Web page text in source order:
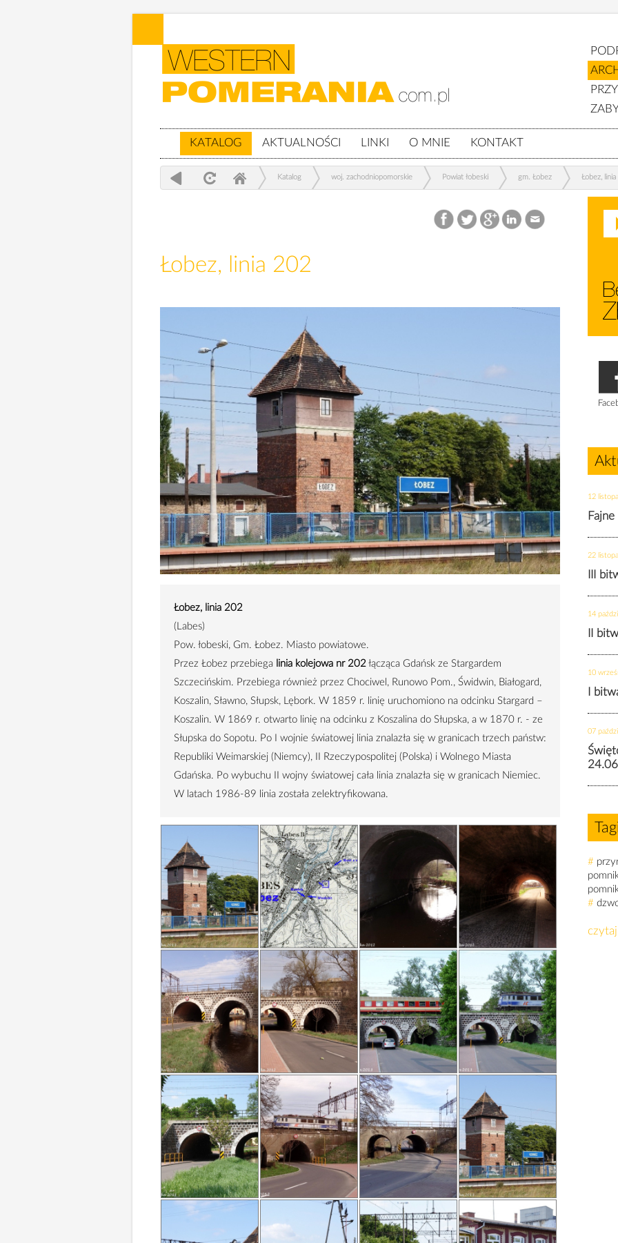
KATALOG AKTUALNOŚCI LINKI O MNIE KONTAKT
Katalog woj. zachodniopomorskie Powiat łobeski gm. Łobez Łobez, linia
Łobez, linia 202
Łobez, linia 202
(Labes)
Pow. łobeski, Gm. Łobez. Miasto powiatowe.
Przez Łobez przebiega linia kolejowa nr 202 łącząca Gdańsk ze Stargardem
Szczecińskim. Przebiega również przez Chociwel, Runowo Pom., Świdwin, Białogard,
Koszalin, Sławno, Słupsk, Lębork. W 1859 r. linię uruchomiono na odcinku Stargard –
Koszalin. W 1869 r. otwarto linię na odcinku z Koszalina do Słupska, a w 1870 r. - ze
Słupska do Sopotu. Po I wojnie światowej linia znalazła się w granicach trzech państw:
Republiki Weimarskiej (Niemcy), II Rzeczypospolitej (Polska) i Wolnego Miasta
Gdańska. Po wybuchu II wojny światowej cała linia znalazła się w granicach Niemiec.
W latach 1986-89 linia została zelektryfikowana.
12
Fajne
22
III
14
II
10
I
07
#
#